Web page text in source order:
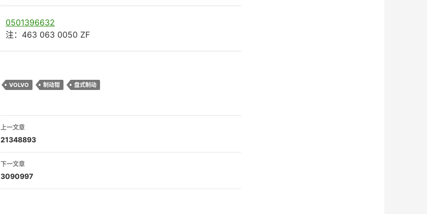
0501396632
注：463 063 0050 ZF
VOLVO 制动钳 盘式制动
文
章
导
航
上一文章
21348893
下一文章
3090997